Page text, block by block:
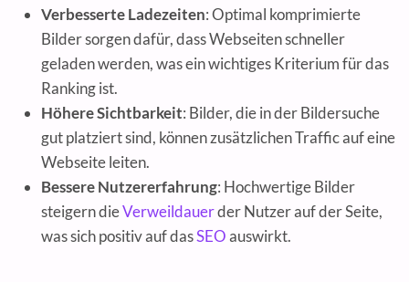
Verbesserte Ladezeiten: Optimal komprimierte
Bilder sorgen dafür, dass Webseiten schneller
geladen werden, was ein wichtiges Kriterium für das
Ranking ist.
Höhere Sichtbarkeit: Bilder, die in der Bildersuche
gut platziert sind, können zusätzlichen Traffic auf eine
Webseite leiten.
Bessere Nutzererfahrung: Hochwertige Bilder
steigern dieVerweildauerder Nutzer auf der Seite,
was sich positiv auf dasSEOauswirkt.